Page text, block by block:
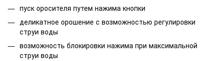
пуск оросителя путем нажима кнопки
деликатное орошение с возможностью регулировки
струи воды
возможность блокировки нажима при максимальной
струи воды